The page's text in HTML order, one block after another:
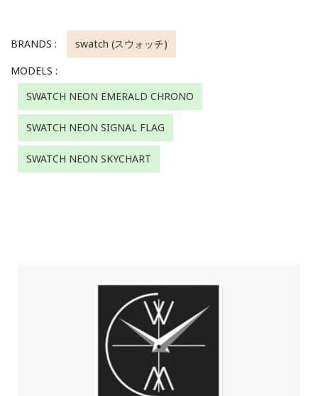
BRANDS :
swatch (スウォッチ)
MODELS :
SWATCH NEON EMERALD CHRONO
SWATCH NEON SIGNAL FLAG
SWATCH NEON SKYCHART